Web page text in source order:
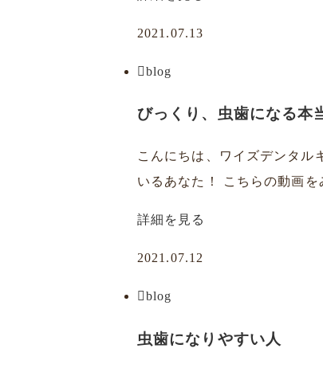
2021.07.13
blog
びっくり、虫歯になる
こんにちは、ワイズデンタル
いるあなた！ こちらの動画
詳細を見る
2021.07.12
blog
虫歯になりやすい人